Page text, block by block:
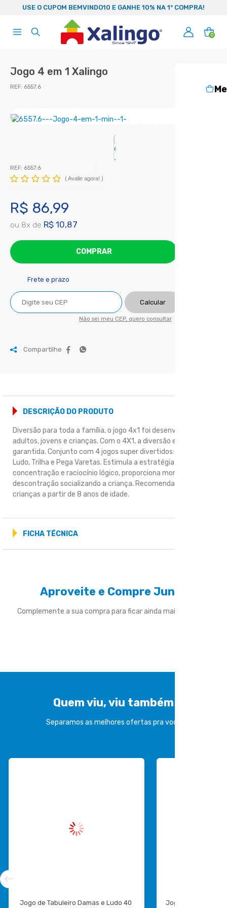
USE O CUPOM BEMVINDO10 E GANHE 10% NA 1ª COMPRA!
0
Jogo 4 em 1 Xalingo
REF: 6557.6
REF: 6557.6
(Avalie agora! )
R$ 86,99
ou 8x de R$ 10,87
COMPRAR
Frete e prazo
Calcular
Não sei meu CEP, quero consultar
Compartilhe
DESCRIÇÃO DO PRODUTO
Diversão para toda a família, o jogo 4x1 foi desenvolvido para
adultos, jovens e crianças. Com o 4X1, a diversão está
garantida. Conjunto com 4 jogos super divertidos: Dama,
Ludo, Trilha e Pega Varetas. Estimula a estratégia,
concentração e raciocínio lógico, proporciona momentos de
descontração socializando a criança. Recomendado para
crianças a partir de 8 anos de idade.
FICHA TÉCNICA
Aproveite e Compre Junto
Complemente a sua compra para ficar ainda mais divertido
Quem viu, viu também
Separamos as melhores ofertas pra você
Jogo de Tabuleiro Damas e Ludo 40 Jogos de Tabuleiro